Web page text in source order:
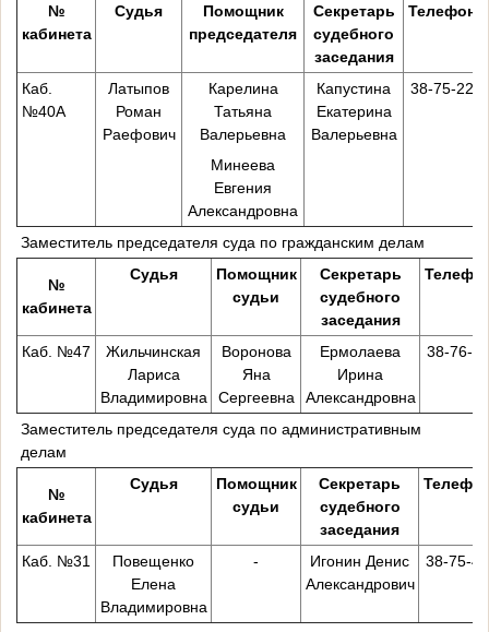
№
кабинета
Судья
Помощник
председателя
Секретарь
судебного
заседания
Телефон
Каб.
№40А
Латыпов
Роман
Раефович
Карелина
Татьяна
Валерьевна
Минеева
Евгения
Александровна
Капустина
Екатерина
Валерьевна
38-75-22
Заместитель председателя суда по гражданским делам
№
кабинета
Судья
Помощник
судьи
Секретарь
судебного
заседания
Каб. №47
Жильчинская
Лариса
Владимировна
Воронова
Яна
Сергеевна
Ермолаева
Ирина
Александровна
38-76-48
Заместитель председателя суда по административным
делам
№
кабинета
Судья
Помощник
судьи
Секретарь
судебного
заседания
Каб. №31
Повещенко
Елена
Владимировна
-
Игонин Денис
Александрович
38-75-40